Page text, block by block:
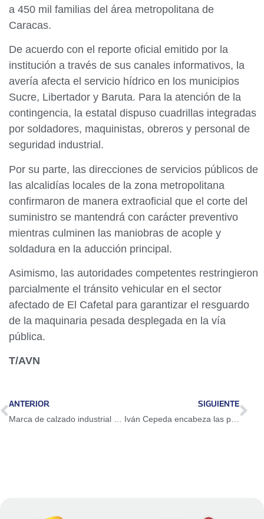
a 450 mil familias del área metropolitana de
Caracas.
De acuerdo con el reporte oficial emitido por la
institución a través de sus canales informativos, la
avería afecta el servicio hídrico en los municipios
Sucre, Libertador y Baruta. Para la atención de la
contingencia, la estatal dispuso cuadrillas integradas
por soldadores, maquinistas, obreros y personal de
seguridad industrial.
Por su parte, las direcciones de servicios públicos de
las alcalidías locales de la zona metropolitana
confirmaron de manera extraoficial que el corte del
suministro se mantendrá con carácter preventivo
mientras culminen las maniobras de acople y
soldadura en la aducción principal.
Asimismo, las autoridades competentes restringieron
parcialmente el tránsito vehicular en el sector
afectado de El Cafetal para garantizar el resguardo
de la maquinaria pesada desplegada en la vía
pública.
T/AVN
ANTERIOR SIGUIENTE
Iván Cepeda encabeza las preferencias de cara a las elecciones presidenciales en Colombia